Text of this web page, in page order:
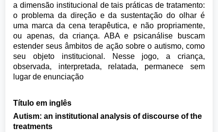
a dimensão institucional de tais práticas de tratamento:
o problema da direção e da sustentação do olhar é
uma marca da cena terapêutica, e não propriamente,
ou apenas, da criança. ABA e psicanálise buscam
estender seus âmbitos de ação sobre o autismo, como
seu objeto institucional. Nesse jogo, a criança,
observada, interpretada, relatada, permanece sem
lugar de enunciação
Título em inglês
Autism: an institutional analysis of discourse of the
treatments